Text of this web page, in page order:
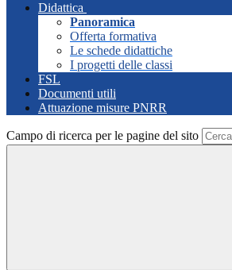
Didattica
Panoramica
Offerta formativa
Le schede didattiche
I progetti delle classi
FSL
Documenti utili
Attuazione misure PNRR
Campo di ricerca per le pagine del sito